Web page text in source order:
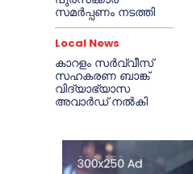
സമർപ്പണം നടത്തി
Local News
കാറളം സർവ്വീസ്
സഹകരണ ബാങ്ക്
വിദ്യാഭ്യാസ
അവാർഡ് നൽകി